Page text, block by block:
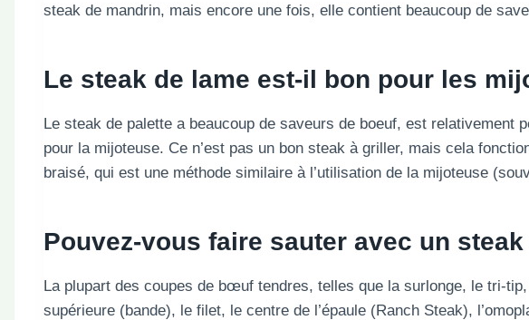
steak de mandrin, mais encore une fois, elle contient beaucoup de
Le steak de lame est-il bon pour les
Le steak de palette a beaucoup de saveurs de boeuf, est relativement
pour la mijoteuse. Ce n’est pas un bon steak à griller, mais cela
braisé, qui est une méthode similaire à l’utilisation de la mijoteuse
Pouvez-vous faire sauter avec un
La plupart des coupes de bœuf tendres, telles que la surlonge, le tri-
supérieure (bande), le filet, le centre de l’épaule (Ranch Steak),